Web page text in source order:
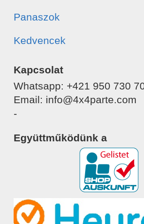
Panaszok
Kedvencek
Kapcsolat
Whatsapp: +421 950 730
Email: info@4x4parte.com
-
Együttműködünk a